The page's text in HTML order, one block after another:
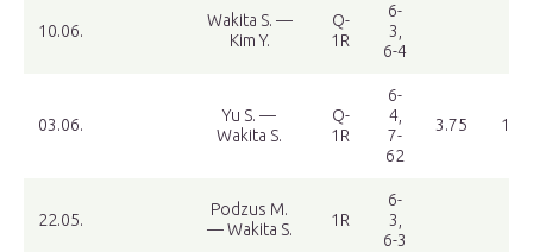
10.06.
Wakita S. —
Kim Y.
Q-
1R
6-
3,
6-4
03.06.
Yu S. —
Wakita S.
Q-
1R
6-
4,
7-
62
3.75 1.25
22.05.
Podzus M.
— Wakita S.
1R
6-
3,
6-3